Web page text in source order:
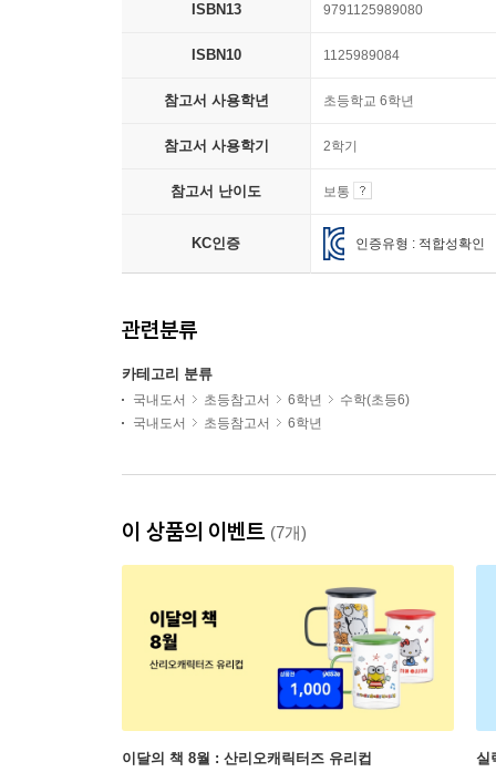
ISBN13 9791125989080
ISBN10 1125989084
참고서 사용학년 초등학교 6학년
참고서 사용학기 2학기
참고서 난이도 보통
KC인증 인증유형 : 적합성확인
관련분류
카테고리 분류
국내도서 초등참고서 6학년
수학(초등6)
국내도서
초등참고서 6학년
이 상품의 이벤트 (7개)
이달의 책 8월 : 산리오캐릭터즈 유리컵 실